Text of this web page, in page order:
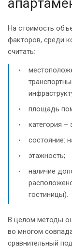
На стоимость
факторов, среди
считать:
площадь
категория –
состояние:
этажность;
наличие
гостиницы).
В целом методы
во многом
сравнительный